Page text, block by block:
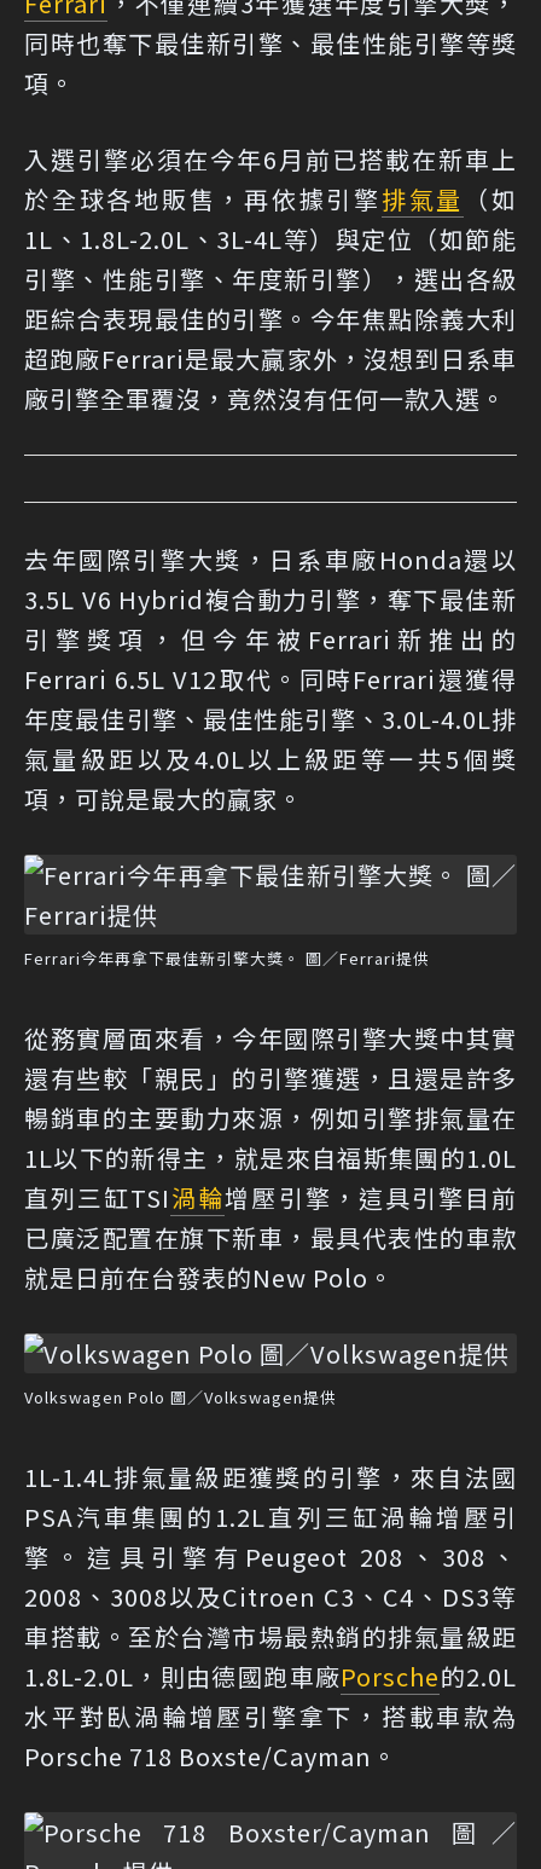
同時也奪下最佳新引擎、最佳性能引擎等獎
項。
入選引擎必須在今年6月前已搭載在新車上
於全球各地販售，再依據引擎排氣量
（如
1L、1.8L-2.0L、3L-4L等）與定位（如節能
引擎、性能引擎、年度新引擎），選出各級
距綜合表現最佳的引擎。今年焦點除義大利
超跑廠Ferrari是最大贏家外，沒想到日系車
廠引擎全軍覆沒，竟然沒有任何一款入選。
去年國際引擎大獎，日系車廠Honda還以
3.5L V6 Hybrid複合動力引擎，奪下最佳新
引擎獎項，但今年被Ferrari新推出的
Ferrari 6.5L V12取代。同時Ferrari還獲得
年度最佳引擎、最佳性能引擎、3.0L-4.0L排
氣量級距以及4.0L以上級距等一共5個獎
項，可說是最大的贏家。
Ferrari今年再拿下最佳新引擎大獎。 圖／Ferrari提供
從務實層面來看，今年國際引擎大獎中其實
還有些較「親民」的引擎獲選，且還是許多
暢銷車的主要動力來源，例如引擎排氣量在
1L以下的新得主，就是來自福斯集團的1.0L
直列三缸TSI渦輪增壓引擎，這具引擎目前
已廣泛配置在旗下新車，最具代表性的車款
就是日前在台發表的New Polo。
Volkswagen Polo 圖／Volkswagen提供
1L-1.4L排氣量級距獲獎的引擎，來自法國
PSA汽車集團的1.2L直列三缸渦輪增壓引
擎。這具引擎有Peugeot 208、308、
2008、3008以及Citroen C3、C4、DS3等
車搭載。至於台灣市場最熱銷的排氣量級距
1.8L-2.0L，則由德國跑車廠Porsche的2.0L
水平對臥渦輪增壓引擎拿下，搭載車款為
Porsche 718 Boxste/Cayman。